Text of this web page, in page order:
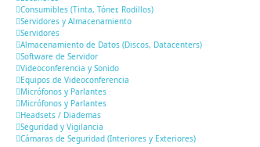
Consumibles (Tinta, Tóner, Rodillos)
Servidores y Almacenamiento
Servidores
Almacenamiento de Datos (Discos, Datacenters)
Software de Servidor
Videoconferencia y Sonido
Equipos de Videoconferencia
Micrófonos y Parlantes
Micrófonos y Parlantes
Headsets / Diademas
Seguridad y Vigilancia
Cámaras de Seguridad (Interiores y Exteriores)